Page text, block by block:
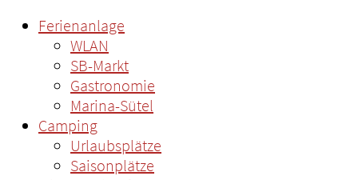
Ferienanlage
WLAN
SB-Markt
Gastronomie
Marina-Sütel
Camping
Urlaubsplätze
Saisonplätze